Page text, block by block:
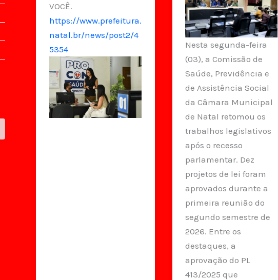
VOCÊ.
https://www.prefeitura.
natal.br/news/post2/4
5354
Nesta segunda-feira
(03), a Comissão de
Saúde, Previdência e
de Assistência Social
da Câmara Municipal
de Natal retomou os
trabalhos legislativos
após o recesso
parlamentar. Dez
projetos de lei foram
aprovados durante a
primeira reunião do
segundo semestre de
2026. Entre os
destaques, a
aprovação do PL
413/2025 que